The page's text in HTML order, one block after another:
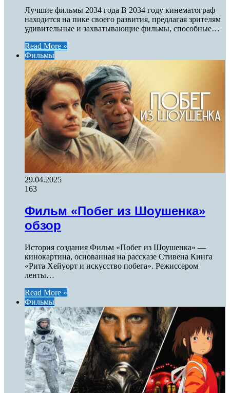
Лучшие фильмы 2034 года В 2034 году кинематограф
находится на пике своего развития, предлагая зрителям
удивительные и захватывающие фильмы, способные…
Read More »
Фильмы
29.04.2025
163
Фильм «Побег из Шоушенка»
обзор
История создания Фильм «Побег из Шоушенка» —
кинокартина, основанная на рассказе Стивена Кинга
«Рита Хейуорт и искусство побега». Режиссером
ленты…
Read More »
Фильмы